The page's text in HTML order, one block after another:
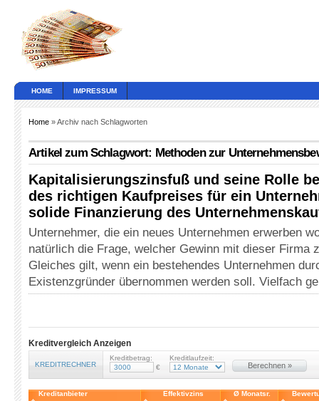
HOME IMPRESSUM
Home » Archiv nach Schlagworten
Artikel zum Schlagwort: Methoden zur
Kapitalisierungszinsfuß und seine Rolle
des richtigen Kaufpreises für ein
solide Finanzierung des
Unternehmer, die ein neues Unternehmen erwerben
natürlich die Frage, welcher Gewinn mit dieser Firma
Gleiches gilt, wenn ein bestehendes Unternehmen
Existenzgründer übernommen werden soll. Vielfach
Kreditvergleich Anzeigen
KREDITRECHNER
Kreditbetrag:
€
Kreditlaufzeit:
Berechnen »
Kreditanbieter Effektivzins Ø Monatsr.